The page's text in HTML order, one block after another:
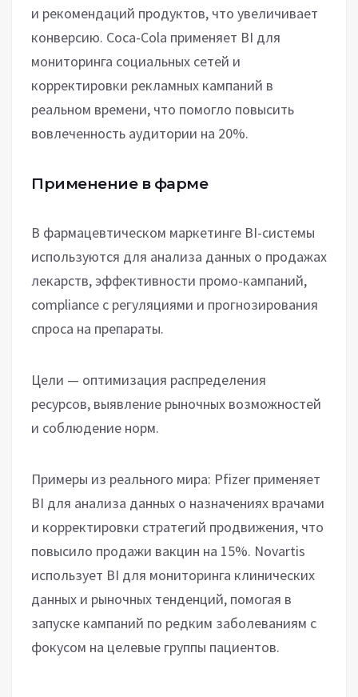
и рекомендаций продуктов, что увеличивает
конверсию. Coca-Cola применяет BI для
мониторинга социальных сетей и
корректировки рекламных кампаний в
реальном времени, что помогло повысить
вовлеченность аудитории на 20%.
Применение в фарме
В фармацевтическом маркетинге BI-системы
используются для анализа данных о продажах
лекарств, эффективности промо-кампаний,
compliance с регуляциями и прогнозирования
спроса на препараты.
Цели — оптимизация распределения
ресурсов, выявление рыночных возможностей
и соблюдение норм.
Примеры из реального мира: Pfizer применяет
BI для анализа данных о назначениях врачами
и корректировки стратегий продвижения, что
повысило продажи вакцин на 15%. Novartis
использует BI для мониторинга клинических
данных и рыночных тенденций, помогая в
запуске кампаний по редким заболеваниям с
фокусом на целевые группы пациентов.